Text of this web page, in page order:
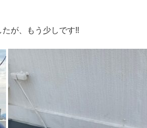
が、もう少しです‼